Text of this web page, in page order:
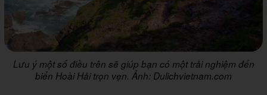
Lưu ý một số điều trên sẽ giúp bạn có một trải nghiệm đến
biển Hoài Hải trọn vẹn. Ảnh: Dulichvietnam.com